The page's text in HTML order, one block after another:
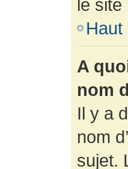
le
Haut
A
nom
Il y a
nom
sujet.